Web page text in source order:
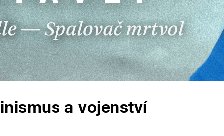
a vojenství